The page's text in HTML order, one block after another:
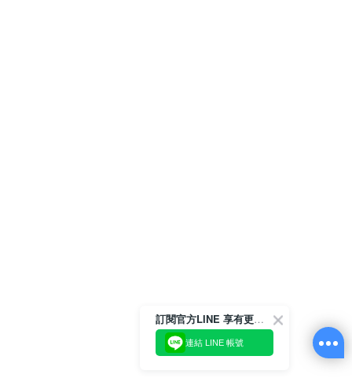
訂閱官方LINE 享有更多優惠
連結 LINE 帳號